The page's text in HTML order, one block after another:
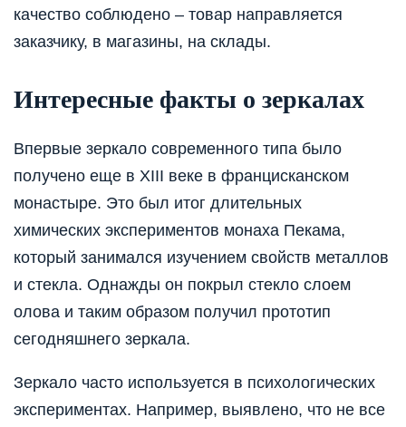
качество соблюдено – товар направляется
заказчику, в магазины, на склады.
Интересные факты о зеркалах
Впервые зеркало современного типа было
получено еще в XIII веке в францисканском
монастыре. Это был итог длительных
химических экспериментов монаха Пекама,
который занимался изучением свойств металлов
и стекла. Однажды он покрыл стекло слоем
олова и таким образом получил прототип
сегодняшнего зеркала.
Зеркало часто используется в психологических
экспериментах. Например, выявлено, что не все